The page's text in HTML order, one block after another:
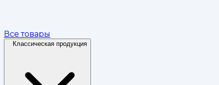
Все товары
Классическая продукция